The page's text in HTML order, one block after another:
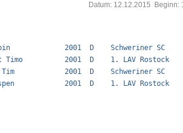
Datum: 12.12.2015  Beginn:
2001  D    Schweriner
Timo          2001  D    1. LAV
Tim            2001  D    Schweriner
Espen            2001  D    1. LAV